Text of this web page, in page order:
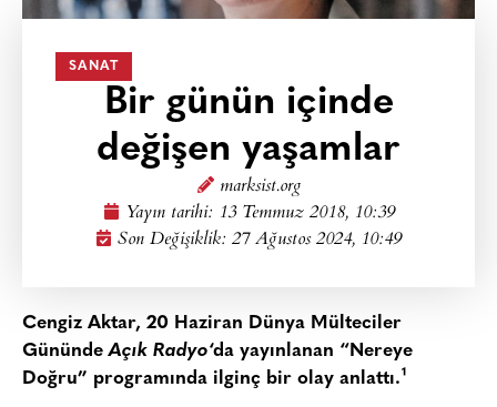
SANAT
Bir günün içinde
değişen yaşamlar
marksist.org
Yayın tarihi: 13 Temmuz 2018, 10:39
Son Değişiklik: 27 Ağustos 2024, 10:49
Cengiz Aktar, 20 Haziran Dünya Mülteciler
GünündeAçık Radyo‘da yayınlanan “Nereye
Doğru” programında ilginç bir olay anlattı.¹